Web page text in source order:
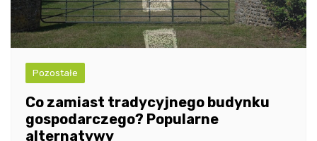
Pozostałe
Co zamiast tradycyjnego budynku
gospodarczego? Popularne
alternatywy